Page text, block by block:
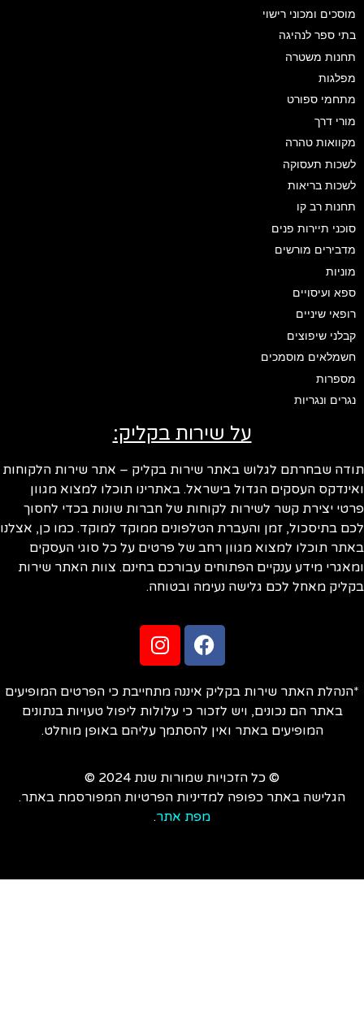
מוסכים ומכוני רישוי
בתי ספר לנהיגה
תחנות משטרה
מפלגות
מתחמי ספורט
מורי דרך
מקוואות טהרה
לשכות תעסוקה
לשכות בריאות
תחנות רב קו
סוכני תיירות פנים
מדבירים מורשים
מוניות
ספא ועיסויים
רופאי שיניים
קבלני שיפוצים
חשמלאים מוסמכים
מספרות
נגרים ונגריות
על שירות בקליק:
שבחרתם לגלוש באתר שירות בקליק – אתר שירות הלקוחות
העסקים הגדול בישראל. באתרינו תוכלו למצוא מגוון
יצירת קשר לשירות לקוחות של חברות שונות בכדי לחסוך
בתיסכול, זמן והעברת הטלפונים ממוקד למוקד. כמו כן, אצלנו
תוכלו למצוא מגוון רחב של פרטים על כל סוגי העסקים
מידע ענקיים הפתוחים עבורכם בחינם. צוות האתר שירות
מאחל לכם גלישה נעימה ובטוחה.
האתר שירות בקליק איננה מתחייבת כי הפרטים המופיעים
באתר הם נכונים, ויש לזכור כי עלולות ליפול טעויות בנתונים
המופיעים באתר ואין להסתמך עליהם באופן מוחלט.
© כל הזכויות שמורות שנת 2024 ©
הגלישה באתר כפופה למדיניות הפרטיות המפורסמת באתר.
מפת אתר.